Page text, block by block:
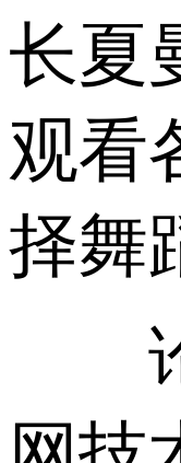
长夏
观看
择舞
论